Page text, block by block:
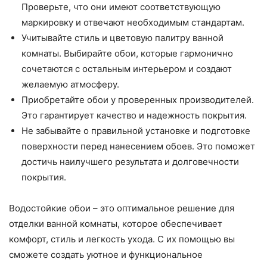
Проверьте, что они имеют соответствующую
маркировку и отвечают необходимым стандартам.
Учитывайте стиль и цветовую палитру ванной
комнаты. Выбирайте обои, которые гармонично
сочетаются с остальным интерьером и создают
желаемую атмосферу.
Приобретайте обои у проверенных производителей.
Это гарантирует качество и надежность покрытия.
Не забывайте о правильной установке и подготовке
поверхности перед нанесением обоев. Это поможет
достичь наилучшего результата и долговечности
покрытия.
Водостойкие обои – это оптимальное решение для
отделки ванной комнаты, которое обеспечивает
комфорт, стиль и легкость ухода. С их помощью вы
сможете создать уютное и функциональное